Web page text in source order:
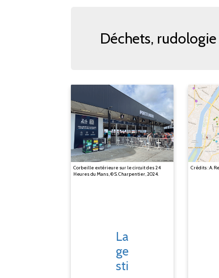
Déchets,
Corbeille extérieure sur le circuit des 24
Heures du Mans, © S. Charpentier, 2024.
La
ge
sti
Crédits : A.